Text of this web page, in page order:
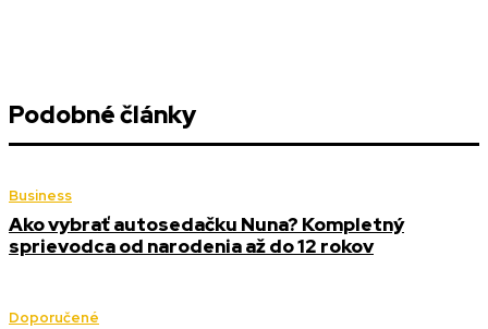
Podobné články
Business
Ako vybrať autosedačku Nuna? Kompletný
sprievodca od narodenia až do 12 rokov
Doporučené